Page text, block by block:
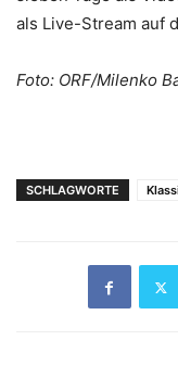
als Live-Stream auf
Foto: ORF/Milenko
SCHLAGWORTE